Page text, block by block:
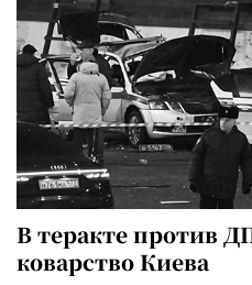
В теракте против
коварство Киева